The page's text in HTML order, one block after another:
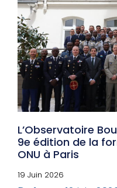
L’Observatoire
9e édition de la
ONU à Paris
19 Juin 2026